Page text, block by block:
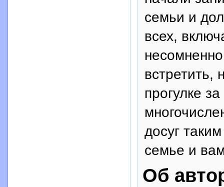
семьи и
всех,
встретить,
прогулке
досуг
семье и
Об